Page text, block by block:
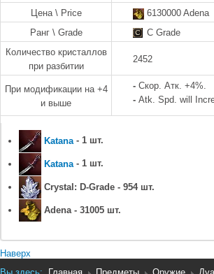
Цена \ Price
6130000 Adena
Ранг \ Grade
C Grade
Количество кристаллов
при разбитии
2452
При модификации на +4
и выше
- Скор. Атк. +4%.
- Atk. Spd. will
Katana - 1 шт.
Katana - 1 шт.
Crystal: D-Grade - 954 шт.
Adena - 31005 шт.
Наверх